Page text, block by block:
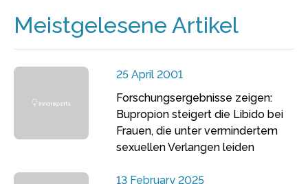
Meistgelesene Artikel
25 April 2001
Forschungsergebnisse zeigen:
Bupropion steigert die Libido bei
Frauen, die unter vermindertem
sexuellen Verlangen leiden
13 February 2025